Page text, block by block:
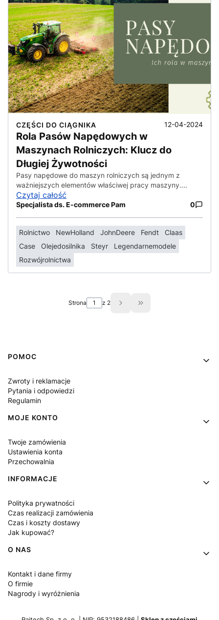
CZĘŚCI DO CIĄGNIKA 12-04-2024
Rola Pasów Napędowych w
Maszynach Rolniczych: Klucz do
Długiej Żywotności
Pasy napędowe do maszyn rolniczych są jednym z
ważniejszych elementów właściwej pracy maszyny....
Czytaj całość
Specjalista ds. E-commerce Pam 0
Rolnictwo NewHolland JohnDeere Fendt
Claas
Case
Olejedosilnika Steyr
Legendarnemodele
Rozwójrolnictwa
Strona z 2 Przejdź do ostatniej
Linki w stopce
POMOC
Zwroty i reklamacje
Pytania i odpowiedzi
Regulamin
MOJE KONTO
Twoje zamówienia
Ustawienia konta
Przechowalnia
INFORMACJE
Polityka prywatności
Czas realizacji zamówienia
Czas i koszty dostawy
Jak kupować?
O NAS
Kontakt i dane firmy
O firmie
Nagrody i wyróżnienia